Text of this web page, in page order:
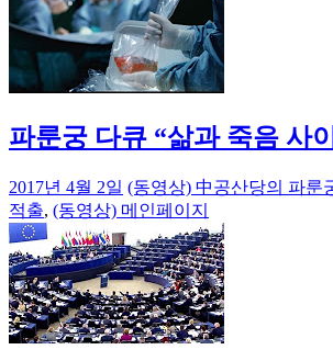
파룬궁 다큐 “삶과 죽음 사
2017년 4월 2일 (동영상) 中공산당의 파룬
적출, (동영상) 메인페이지